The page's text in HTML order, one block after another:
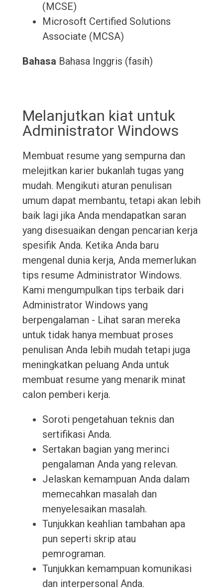
(MCSE)
Microsoft Certified Solutions
Associate (MCSA)
Bahasa Bahasa Inggris (fasih)
Melanjutkan kiat untuk
Administrator Windows
Membuat resume yang sempurna dan
melejitkan karier bukanlah tugas yang
mudah. Mengikuti aturan penulisan
umum dapat membantu, tetapi akan lebih
baik lagi jika Anda mendapatkan saran
yang disesuaikan dengan pencarian kerja
spesifik Anda. Ketika Anda baru
mengenal dunia kerja, Anda memerlukan
tips resume Administrator Windows.
Kami mengumpulkan tips terbaik dari
Administrator Windows yang
berpengalaman - Lihat saran mereka
untuk tidak hanya membuat proses
penulisan Anda lebih mudah tetapi juga
meningkatkan peluang Anda untuk
membuat resume yang menarik minat
calon pemberi kerja.
Soroti pengetahuan teknis dan
sertifikasi Anda.
Sertakan bagian yang merinci
pengalaman Anda yang relevan.
Jelaskan kemampuan Anda dalam
memecahkan masalah dan
menyelesaikan masalah.
Tunjukkan keahlian tambahan apa
pun seperti skrip atau
pemrograman.
Tunjukkan kemampuan komunikasi
dan interpersonal Anda.